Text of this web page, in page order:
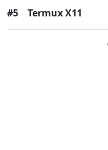
#5 Termux X11